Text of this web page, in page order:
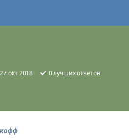
27 окт 2018 0лучших ответов